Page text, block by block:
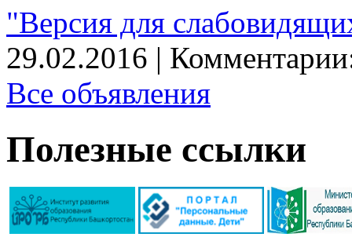
"Версия для
29.02.2016 |
Все объявления
Полезные ссылки